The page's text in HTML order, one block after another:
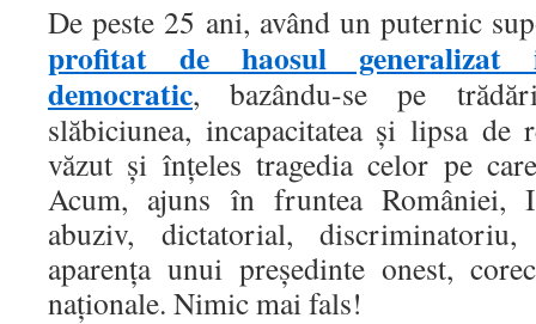
De peste 25 ani, având un puternic
profitat de haosul generalizat
democratic, bazându-se pe
slăbiciunea, incapacitatea și lipsa de
văzut și înțeles tragedia celor pe
Acum, ajuns în fruntea României,
abuziv, dictatorial,
aparența unui președinte onest,
naționale. Nimic mai fals!